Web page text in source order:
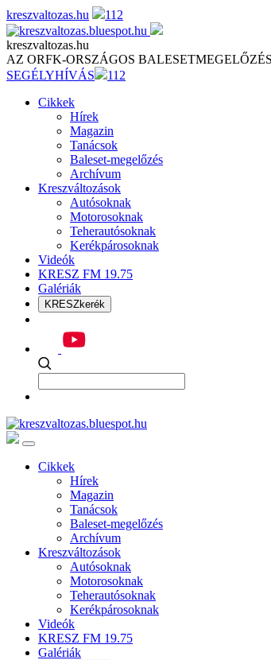
Skip
to
content
kreszvaltozas.hu 112
kreszvaltozas.hu
AZ ORFK-ORSZÁGOS
SEGÉLYHÍVÁS
112
Cikkek
Hírek
Magazin
Tanácsok
Baleset-megelőzés
Archívum
Kreszváltozások
Autósoknak
Motorosoknak
Teherautósoknak
Kerékpárosoknak
Videók
KRESZ FM 19.75
Galériák
KRESZkerék
Cikkek
Hírek
Magazin
Tanácsok
Baleset-megelőzés
Archívum
Kreszváltozások
Autósoknak
Motorosoknak
Teherautósoknak
Kerékpárosoknak
Videók
KRESZ FM 19.75
Galériák